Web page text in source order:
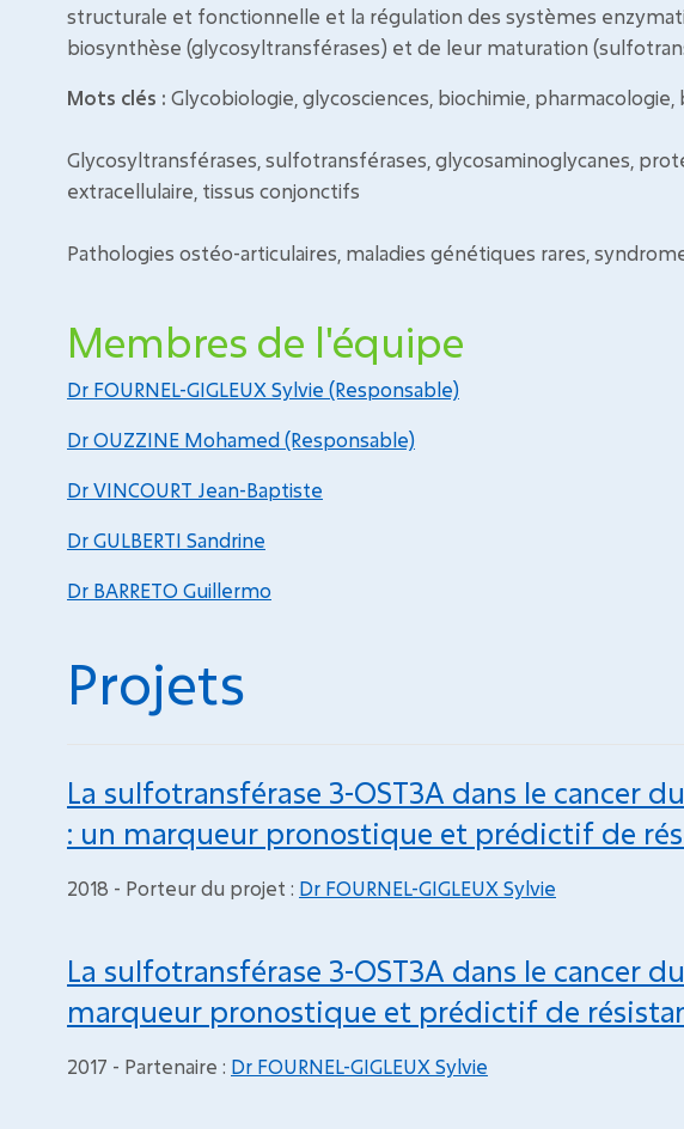
structurale et fonctionnelle et la régulation des systèmes
biosynthèse (glycosyltransférases) et de leur maturation
Mots clés : Glycobiologie, glycosciences, biochimie, pharmacologie,
Glycosyltransférases, sulfotransférases, glycosaminoglycanes,
extracellulaire, tissus conjonctifs
Pathologies ostéo-articulaires, maladies génétiques rares,
Membres de l'équipe
Dr FOURNEL-GIGLEUX Sylvie (Responsable)
Dr OUZZINE Mohamed (Responsable)
Dr VINCOURT Jean-Baptiste
Dr GULBERTI Sandrine
Dr BARRETO Guillermo
Projets
La sulfotransférase 3-OST3A dans le cancer
: un marqueur pronostique et prédictif de
2018 - Porteur du projet : Dr FOURNEL-GIGLEUX Sylvie
La sulfotransférase 3-OST3A dans le cancer
marqueur pronostique et prédictif de
2017 - Partenaire : Dr FOURNEL-GIGLEUX Sylvie